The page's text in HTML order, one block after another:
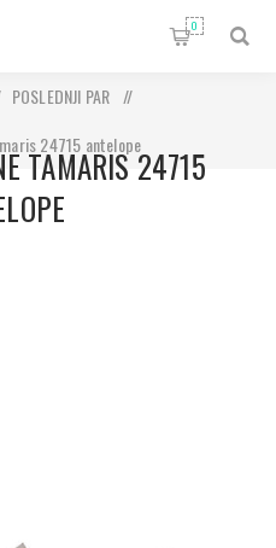
0
POSLEDNJI PAR
/
24715 antelope
TAMARIS 24715